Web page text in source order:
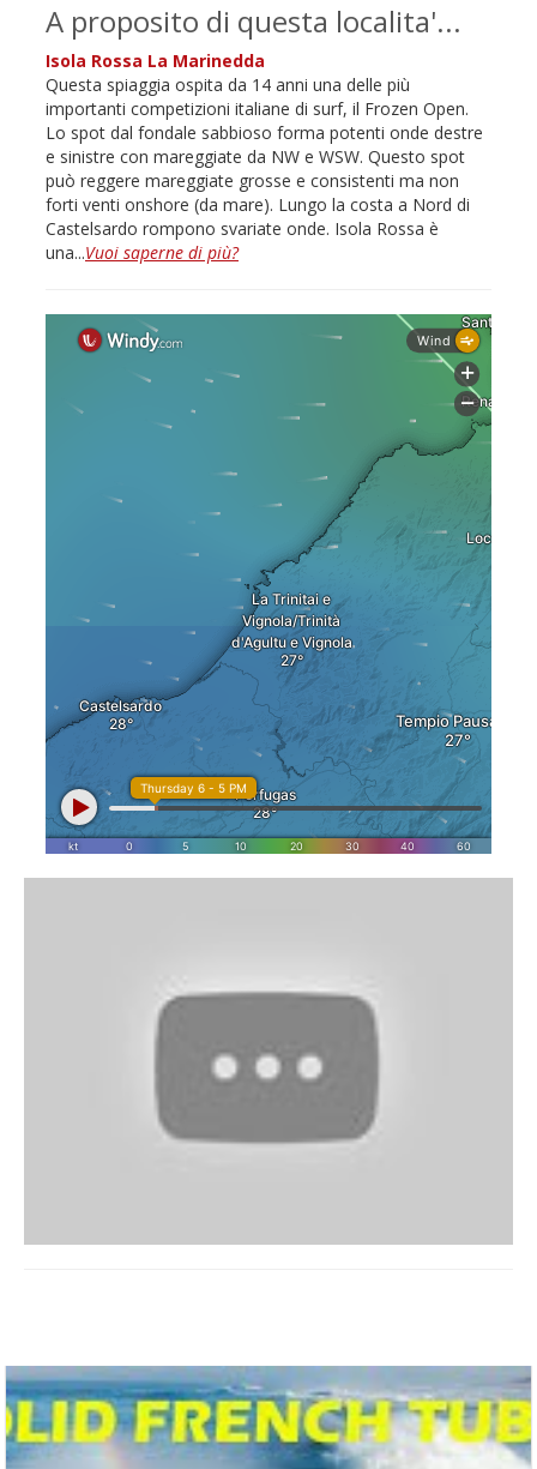
A proposito di questa localita'...
Isola Rossa La Marinedda
Questa spiaggia ospita da 14 anni una delle più
importanti competizioni italiane di surf, il Frozen Open.
Lo spot dal fondale sabbioso forma potenti onde destre
e sinistre con mareggiate da NW e WSW. Questo spot
può reggere mareggiate grosse e consistenti ma non
forti venti onshore (da mare). Lungo la costa a Nord di
Castelsardo rompono svariate onde. Isola Rossa è
una...Vuoi saperne di più?